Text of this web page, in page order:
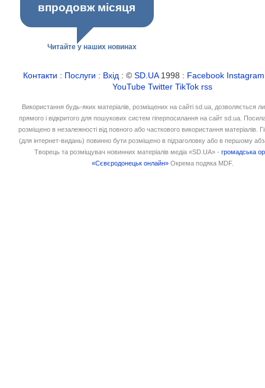
впродовж місяця
Читайте у наших новинах
Контакти : Послуги : Вхід : ©SD.UA1998 : Facebook Instagram
YouTube Twitter TikTok rss
Використання будь-яких матеріалів, розміщених на сайті sd.ua, дозволяється
прямого і відкритого для пошукових систем гіперпосилання на сайт sd.ua.
розміщено в незалежності від повного або часткового використання матеріалів.
(для інтернет-видань) повинно бути розміщено в підзаголовку або в першому
Творець та розміщувач новинних матеріалів медіа «SD.UA» -громадська
«Сєвєродонецьк онлайн» Окрема подяка MDF.